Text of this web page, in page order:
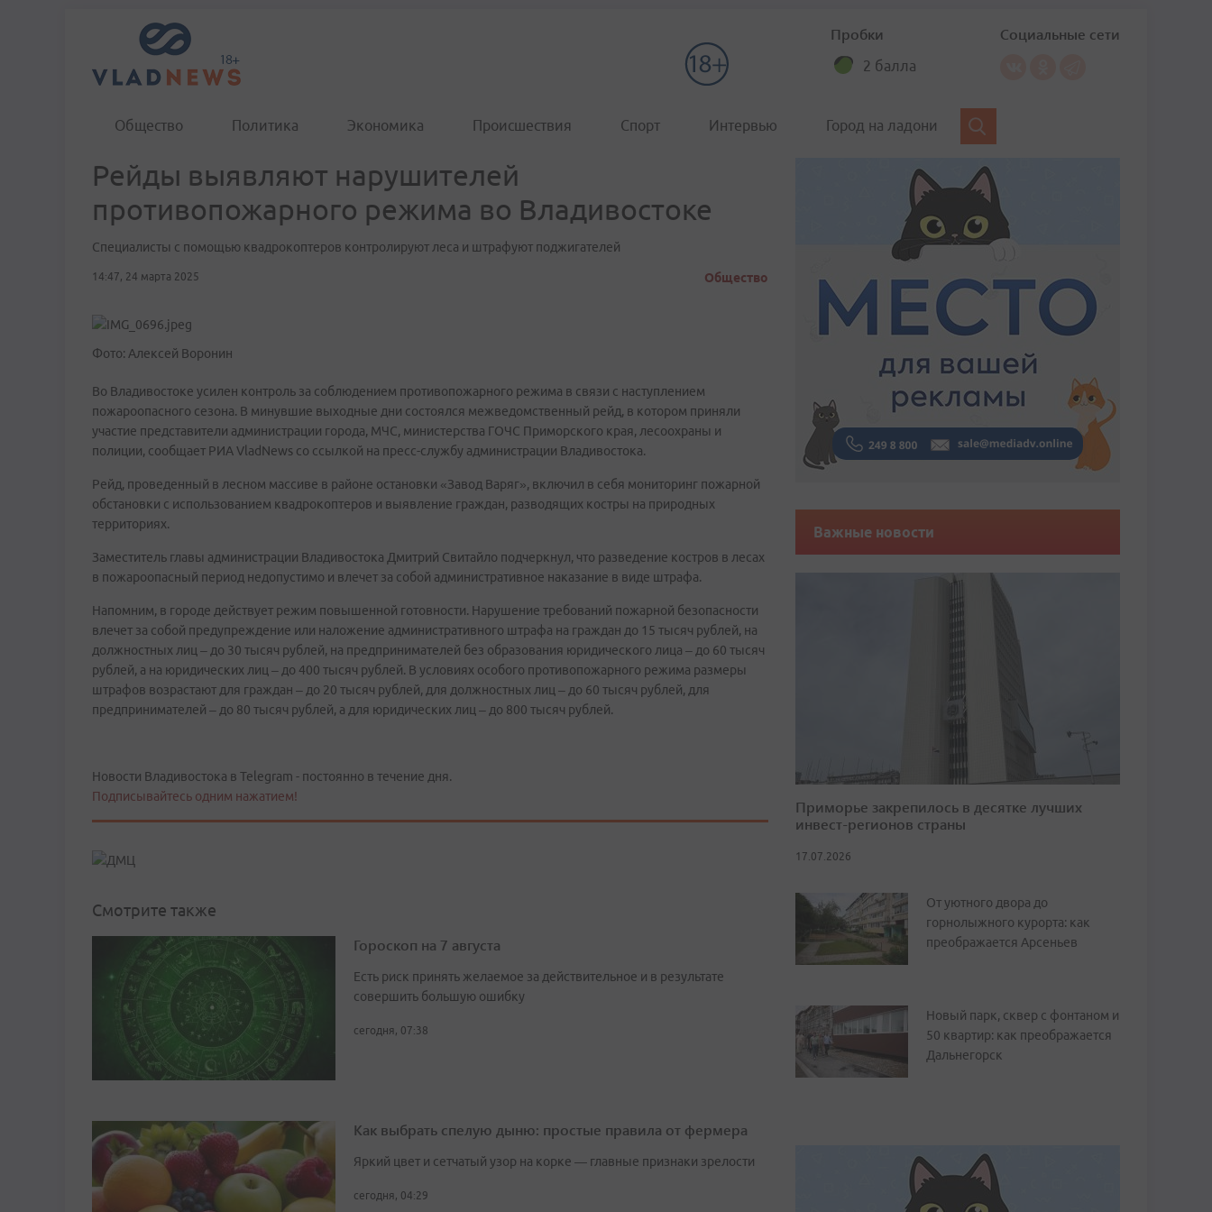
Пробки
2 балла
Социальные сети
Общество Политика Экономика Происшествия Спорт Интервью Город на ладони
Рейды выявляют нарушителей
противопожарного режима во Владивостоке
Специалисты с помощью квадрокоптеров контролируют леса и штрафуют поджигателей
14:47, 24 марта 2025 Общество
Фото: Алексей Воронин
Во Владивостоке усилен контроль за соблюдением противопожарного режима в связи с наступлением
пожароопасного сезона. В минувшие выходные дни состоялся межведомственный рейд, в котором приняли
участие представители администрации города, МЧС, министерства ГОЧС Приморского края, лесоохраны и
полиции, сообщает РИА VladNews со ссылкой на пресс-службу администрации Владивостока.
Рейд, проведенный в лесном массиве в районе остановки «Завод Варяг», включил в себя мониторинг пожарной
обстановки с использованием квадрокоптеров и выявление граждан, разводящих костры на природных
территориях.
Заместитель главы администрации Владивостока Дмитрий Свитайло подчеркнул, что разведение костров в лесах
в пожароопасный период недопустимо и влечет за собой административное наказание в виде штрафа.
Напомним, в городе действует режим повышенной готовности. Нарушение требований пожарной безопасности
влечет за собой предупреждение или наложение административного штрафа на граждан до 15 тысяч рублей, на
должностных лиц – до 30 тысяч рублей, на предпринимателей без образования юридического лица – до 60 тысяч
рублей, а на юридических лиц – до 400 тысяч рублей. В условиях особого противопожарного режима размеры
штрафов возрастают для граждан – до 20 тысяч рублей, для должностных лиц – до 60 тысяч рублей, для
предпринимателей – до 80 тысяч рублей, а для юридических лиц – до 800 тысяч рублей.
Новости Владивостока в Telegram - постоянно в течение дня.
Подписывайтесь одним нажатием!
Смотрите также
Гороскоп на 7 августа
Есть риск принять желаемое за действительное и в результате
совершить большую ошибку
сегодня, 07:38
Как выбрать спелую дыню: простые правила от фермера
Яркий цвет и сетчатый узор на корке — главные признаки зрелости
сегодня, 04:29
Важные новости
Приморье закрепилось в десятке лучших
инвест-регионов страны
17.07.2026
От уютного двора до
горнолыжного курорта: как
преображается Арсеньев
Новый парк, сквер с фонтаном и
50 квартир: как преображается
Дальнегорск